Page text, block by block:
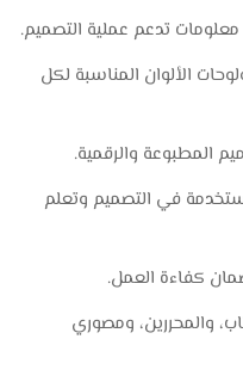
معلومات تدعم عملية التصميم.
الألوان المناسبة لكل
المطبوعة والرقمية.
في التصميم وتعلم
كفاءة العمل.
والمحررين، ومصوري